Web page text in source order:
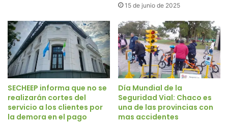
15 de junio de 2025
SECHEEP informa que no se
realizarán cortes del
servicio a los clientes por
la demora en el pago
Día Mundial de la
Seguridad Vial: Chaco es
una de las provincias con
mas accidentes